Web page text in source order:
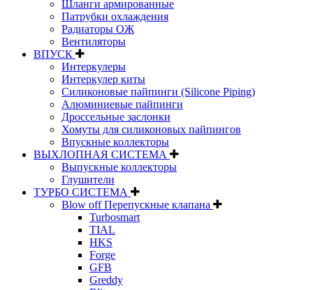
Шланги армированные
Патрубки охлаждения
Радиаторы ОЖ
Вентиляторы
ВПУСК
Интеркулеры
Интеркулер киты
Силиконовые пайпинги (Silicone Piping)
Алюминиевые пайпинги
Дроссельные заслонки
Хомуты для силиконовых пайпингов
Впускные коллекторы
ВЫХЛОПНАЯ СИСТЕМА
Выпускные коллекторы
Глушители
ТУРБО СИСТЕМА
Blow off Перепускные клапана
Turbosmart
TIAL
HKS
Forge
GFB
Greddy